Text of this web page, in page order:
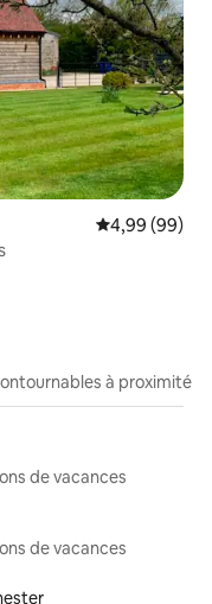
Évaluation
4,99 (99)
à proximité
de vacances
de vacances